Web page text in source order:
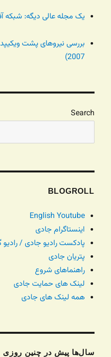
یک مجله عالی دیگه: شبکه
2007)
Search
BLOGROLL
English Youtube
اینستاگرام جادی
پادکست رادیو جادی /
پتریان جادی
راهنماهای شروع
لینک های حمایت جادی
همه لینک های جادی
سال‌ها پیش در چنین روزی